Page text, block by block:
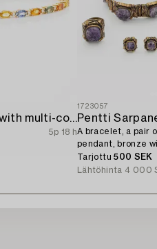
Bracelet 18K gold with multi-coloured sapphires and round brilliant-cut diamonds.
5p 18 h
1723057
Pentti
A bracelet, a pair
pendant, bronze
1960s.
Tarjottu500 SEK
Lähtöhinta 4 000